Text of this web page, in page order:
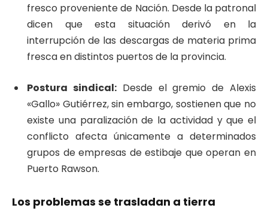
fresco proveniente de Nación. Desde la patronal
dicen que esta situación derivó en la
interrupción de las descargas de materia prima
fresca en distintos puertos de la provincia.
Postura sindical:Desde el gremio de Alexis
«Gallo» Gutiérrez, sin embargo, sostienen que no
existe una paralización de la actividad y que el
conflicto afecta únicamente a determinados
grupos de empresas de estibaje que operan en
Puerto Rawson.
Los problemas se trasladan a tierra